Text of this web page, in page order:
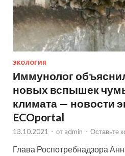
ЭКОЛОГИЯ
Иммунолог
новых вспышек
климата — новости
ECOportal
13.10.2021 - от admin - Оставьте
Глава Роспотребнадзора